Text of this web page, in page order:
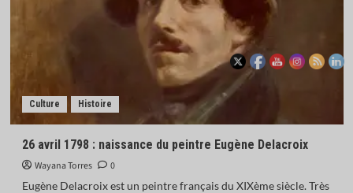
Culture Histoire
26 avril 1798 : naissance du peintre Eugène Delacroix
Wayana Torres
0
Eugène Delacroix est un peintre français du XIXème siècle. Très